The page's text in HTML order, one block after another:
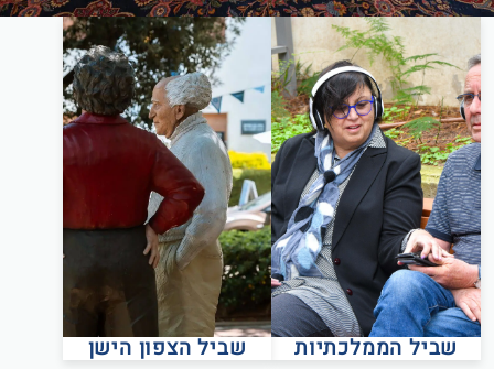
שביל הממלכתיות שביל הצפון הישן